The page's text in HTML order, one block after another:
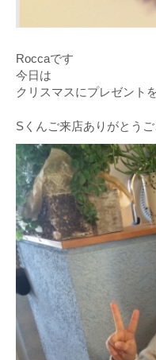
Roccaです
今日は
クリスマスにプレゼント
Sくんご来店ありがとう